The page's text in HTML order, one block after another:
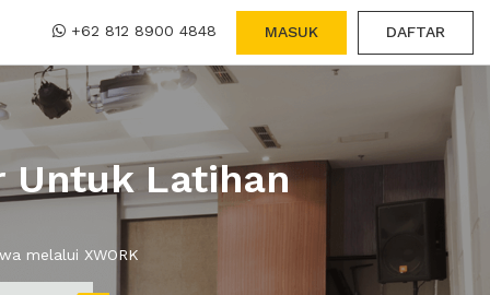
+62 812 8900 4848 MASUK DAFTAR
Untuk Latihan
melalui XWORK